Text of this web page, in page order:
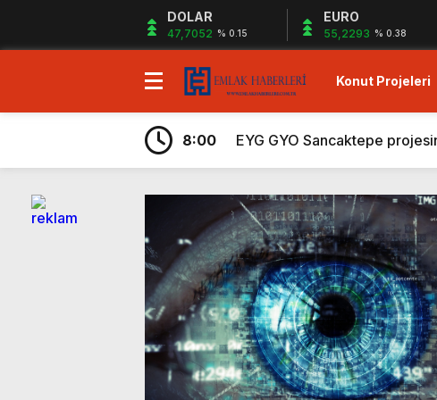
DOLAR
47,7052 % 0.15
EURO
55,2293 % 0.38
Konut Projeleri
7:43
Ege Yapı Ormanyaka’da
19:29
Gazze`ye Yardım
8:00
EYG GYO Sancaktepe
7:56
Kiler GYO Halkalı projesi
6:59
Sagist Group’tan 140 milyon
6:57
Shelton Bodrum projesi satışa
6:32
Sur Tatil Evleri Antalya’da
6:29
Ayvalık’ta peşin ödemelerde
6:26
Hayat City Mahmutbey’de
7:48
Rams Denizkent Bayramoğlu
7:43
Ege Yapı Ormanyaka’da